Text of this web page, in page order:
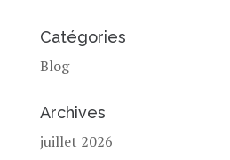
Catégories
Blog
Archives
juillet 2026